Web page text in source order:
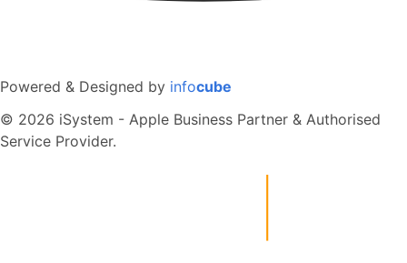
Powered & Designed by infocube
© 2026 iSystem - Apple Business Partner & Authorised
Service Provider.